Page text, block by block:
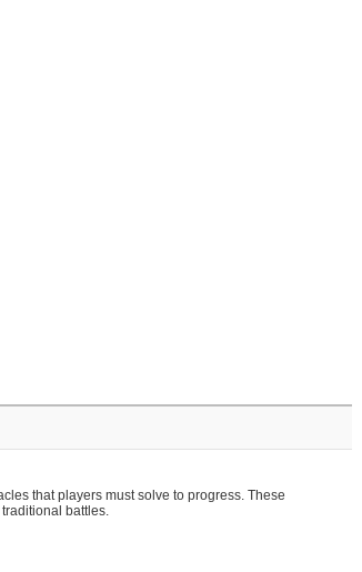
that players must solve to progress. These
battles.